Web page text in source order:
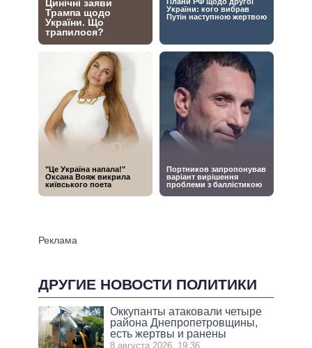
ДРУГИЕ НОВОСТИ ПОЛИТИКИ
Оккупанты атаковали четыре
района Днепропетровщины,
есть жертвы и ранены
8 августа 2026, 19:36